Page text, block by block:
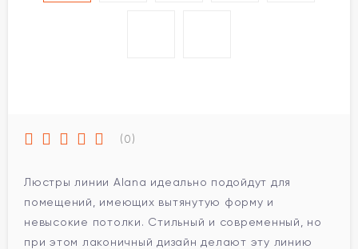
(0)
Люстры линии Alana идеально подойдут для
помещений, имеющих вытянутую форму и
невысокие потолки. Стильный и современный, но
при этом лаконичный дизайн делают эту линию